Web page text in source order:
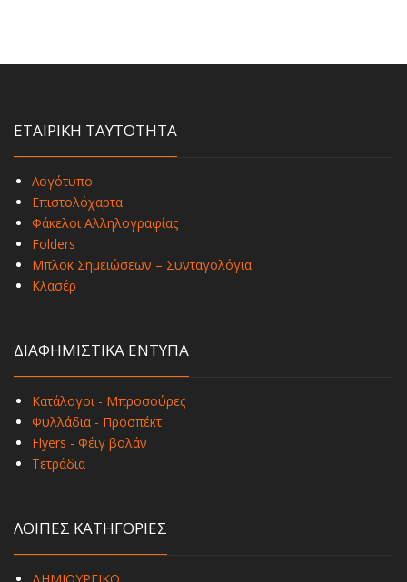
ΕΤΑΙΡΙΚΗ ΤΑΥΤΟΤΗΤΑ
Λογότυπο
Επιστολόχαρτα
Φάκελοι Αλληλογραφίας
Folders
Μπλοκ Σημειώσεων – Συνταγολόγια
Κλασέρ
ΔΙΑΦΗΜΙΣΤΙΚΑ ΕΝΤΥΠΑ
Κατάλογοι - Μπροσούρες
Φυλλάδια - Προσπέκτ
Flyers - Φέιγ βολάν
Τετράδια
ΛΟΙΠΕΣ ΚΑΤΗΓΟΡΙΕΣ